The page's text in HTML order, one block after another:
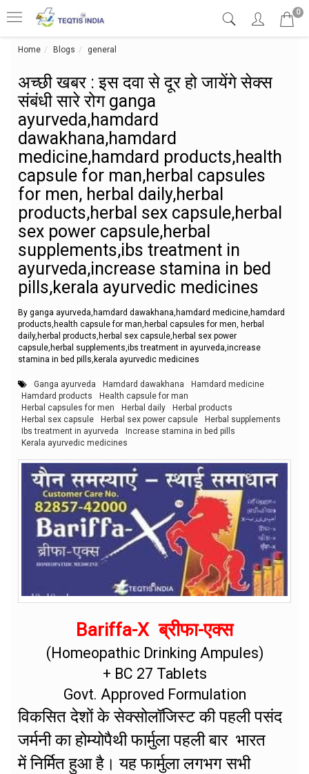
0
Home Blogs general
अच्छी खबर : इस दवा से दूर हो जायेंगे सेक्स
संबंधी सारे रोग ganga
ayurveda,hamdard
dawakhana,hamdard
medicine,hamdard products,health
capsule for man,herbal capsules
for men, herbal daily,herbal
products,herbal sex capsule,herbal
sex power capsule,herbal
supplements,ibs treatment in
ayurveda,increase stamina in bed
pills,kerala ayurvedic medicines
By ganga ayurveda,hamdard dawakhana,hamdard medicine,hamdard
products,health capsule for man,herbal capsules for men, herbal
daily,herbal products,herbal sex capsule,herbal sex power
capsule,herbal supplements,ibs treatment in ayurveda,increase
stamina in bed pills,kerala ayurvedic medicines
Ganga ayurveda Hamdard dawakhana
Hamdard medicine
Hamdard products
Health capsule for man
Herbal capsules for men
Herbal daily
Herbal products
Herbal sex capsule
Herbal sex power capsule
Herbal supplements
Ibs treatment in ayurveda
Increase stamina in bed pills
Kerala ayurvedic medicines
Bariffa-X ब्रीफा-एक्स
(Homeopathic Drinking Ampules)
+ BC 27 Tablets
Govt. Approved Formulation
विकसित देशों के सेक्सोलॉजिस्ट की पहली पसंद
जर्मनी का होम्योपैथी फार्मुला पहली बार भारत
में निर्मित हुआ है। यह फार्मुला लगभग सभी